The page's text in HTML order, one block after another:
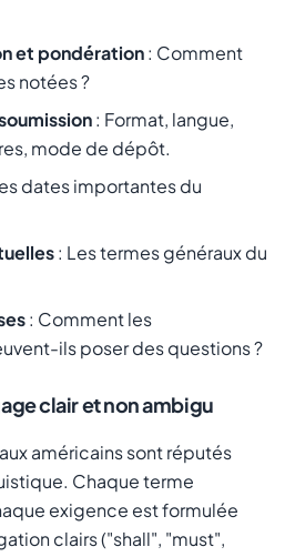
et pondération: Comment
notées ?
: Format, langue,
mode de dépôt.
dates importantes du
: Les termes généraux du
: Comment les
ils poser des questions ?
clair et non ambigu
américains sont réputés
Chaque terme
exigence est formulée
clairs ("shall", "must",